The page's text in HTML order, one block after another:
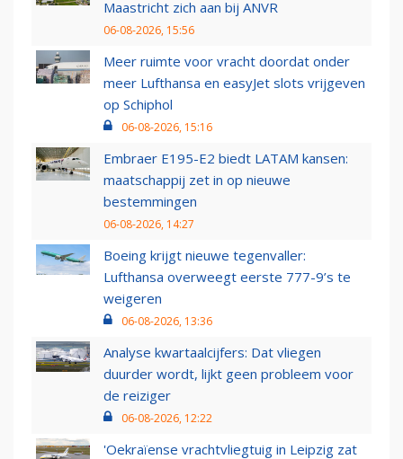
Maastricht zich aan bij ANVR
06-08-2026, 15:56
Meer ruimte voor vracht doordat onder
meer Lufthansa en easyJet slots vrijgeven
op Schiphol
06-08-2026, 15:16
Embraer E195-E2 biedt LATAM kansen:
maatschappij zet in op nieuwe
bestemmingen
06-08-2026, 14:27
Boeing krijgt nieuwe tegenvaller:
Lufthansa overweegt eerste 777-9’s te
weigeren
06-08-2026, 13:36
Analyse kwartaalcijfers: Dat vliegen
duurder wordt, lijkt geen probleem voor
de reiziger
06-08-2026, 12:22
'Oekraïense vrachtvliegtuig in Leipzig zat